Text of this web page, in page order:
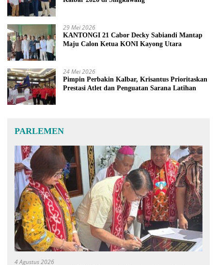
29 Mei 2026
KANTONGI 21 Cabor Decky Sabiandi Mantap
Maju Calon Ketua KONI Kayong Utara
24 Mei 2026
Pimpin Perbakin Kalbar, Krisantus Prioritaskan
Prestasi Atlet dan Penguatan Sarana Latihan
PARLEMEN
4 Agustus 2026